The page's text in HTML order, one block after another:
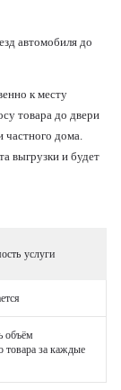
автомобиля до
к месту
товара до двери
частного дома.
выгрузки и будет
услуги
объём
товара за каждые